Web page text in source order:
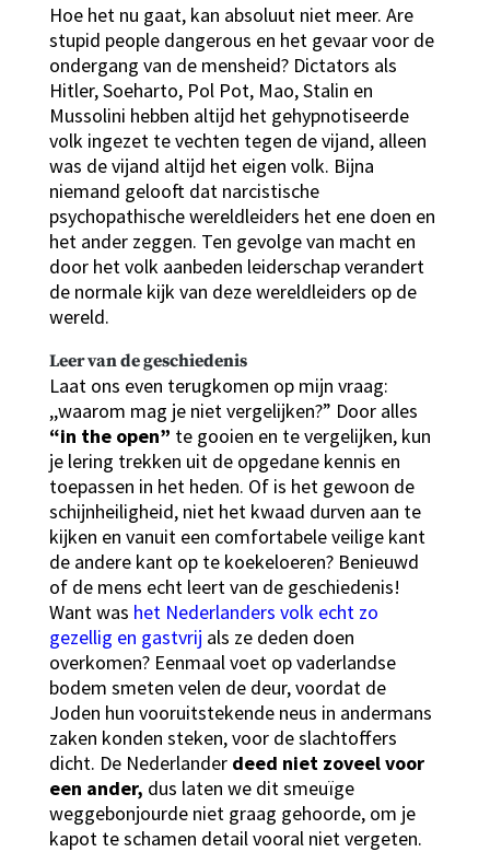
Hoe het nu gaat, kan absoluut niet meer. Are
stupid people dangerous en het gevaar voor de
ondergang van de mensheid? Dictators als
Hitler, Soeharto, Pol Pot, Mao, Stalin en
Mussolini hebben altijd het gehypnotiseerde
volk ingezet te vechten tegen de vijand, alleen
was de vijand altijd het eigen volk. Bijna
niemand gelooft dat narcistische
psychopathische wereldleiders het ene doen en
het ander zeggen. Ten gevolge van macht en
door het volk aanbeden leiderschap verandert
de normale kijk van deze wereldleiders op de
wereld.
Leer van de geschiedenis
Laat ons even terugkomen op mijn vraag:
,,waarom mag je niet vergelijken?” Door alles
“in the open” te gooien en te vergelijken, kun
je lering trekken uit de opgedane kennis en
toepassen in het heden. Of is het gewoon de
schijnheiligheid, niet het kwaad durven aan te
kijken en vanuit een comfortabele veilige kant
de andere kant op te koekeloeren? Benieuwd
of de mens echt leert van de geschiedenis!
Want was het Nederlanders volk echt zo
gezellig en gastvrij als ze deden doen
overkomen? Eenmaal voet op vaderlandse
bodem smeten velen de deur, voordat de
Joden hun vooruitstekende neus in andermans
zaken konden steken, voor de slachtoffers
dicht. De Nederlander deed niet zoveel voor
een ander, dus laten we dit smeuïge
weggebonjourde niet graag gehoorde, om je
kapot te schamen detail vooral niet vergeten.